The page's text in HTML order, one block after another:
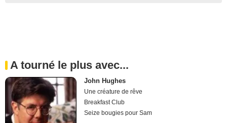
A tourné le plus avec...
John Hughes
Une créature de rêve
Breakfast Club
Seize bougies pour Sam